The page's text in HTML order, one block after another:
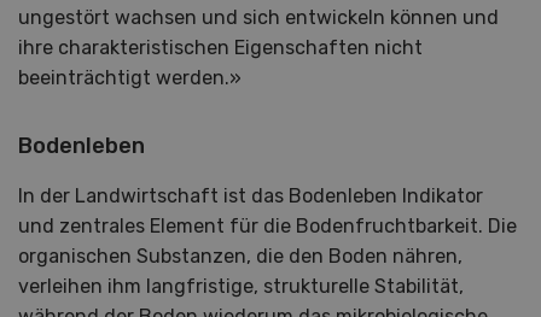
ungestört wachsen und sich entwickeln können und
ihre charakteristischen Eigenschaften nicht
beeinträchtigt werden.»
Bodenleben
In der Landwirtschaft ist das Bodenleben Indikator
und zentrales Element für die Bodenfruchtbarkeit. Die
organischen Substanzen, die den Boden nähren,
verleihen ihm langfristige, strukturelle Stabilität,